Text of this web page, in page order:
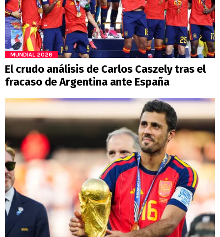
MUNDIAL 2026
El crudo análisis de Carlos Caszely tras el
fracaso de Argentina ante España